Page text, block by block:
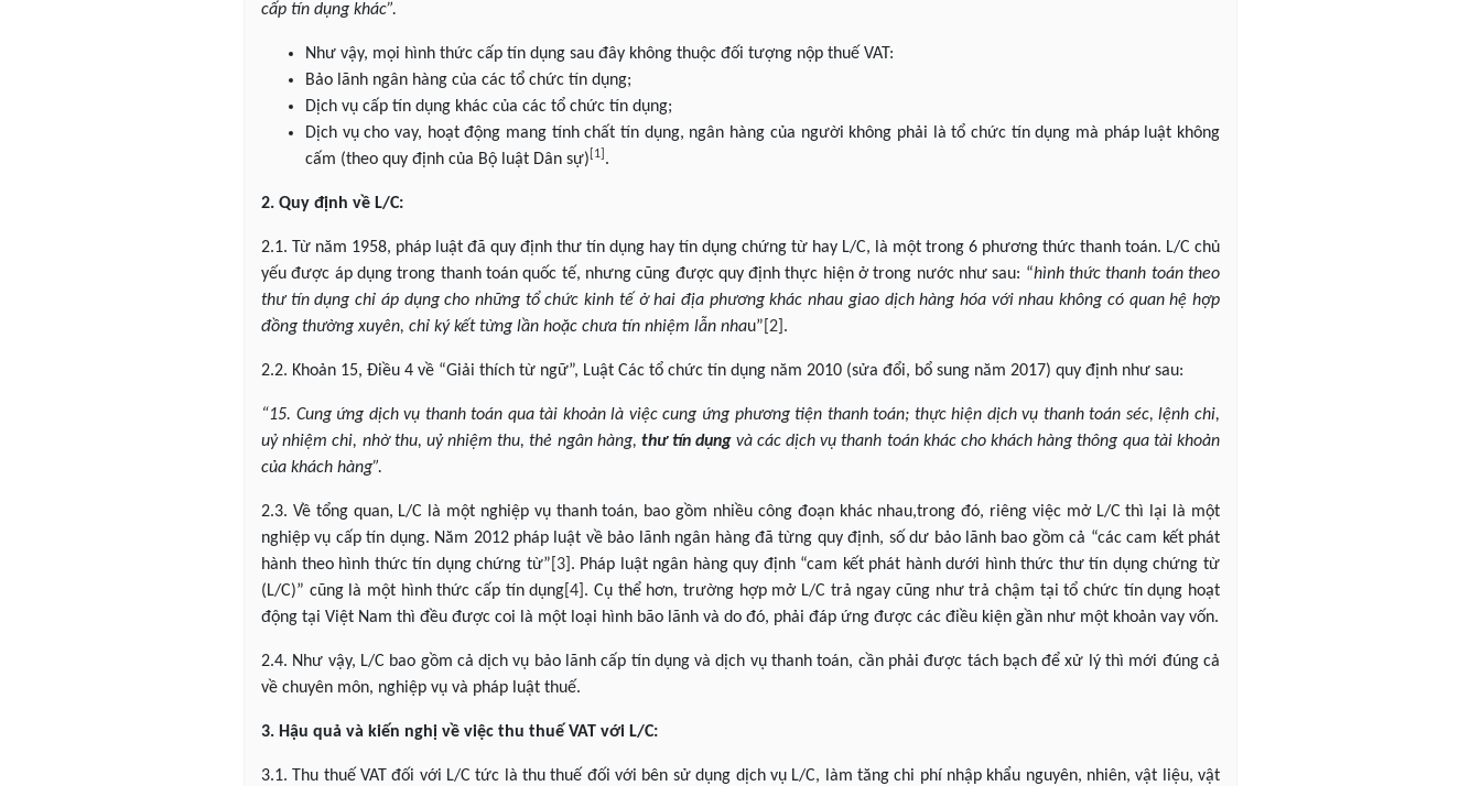
cấp tín dụng khác”.
Như vậy, mọi hình thức cấp tín dụng sau đây không thuộc đối tượng nộp thuế VAT:
Bảo lãnh ngân hàng của các tổ chức tín dụng;
Dịch vụ cấp tín dụng khác của các tổ chức tín dụng;
Dịch vụ cho vay, hoạt động mang tính chất tín dụng, ngân hàng của người không phải là tổ chức tín dụng mà pháp luật không
cấm (theo quy định của Bộ luật Dân sự) [1] .
2. Quy định về L/C:
2.1. Từ năm 1958, pháp luật đã quy định thư tín dụng hay tín dụng chứng từ hay L/C, là một trong 6 phương thức thanh toán. L/C chủ
yếu được áp dụng trong thanh toán quốc tế, nhưng cũng được quy định thực hiện ở trong nước như sau: “hình thức thanh toán theo
thư tín dụng chỉ áp dụng cho những tổ chức kinh tế ở hai địa phương khác nhau giao dịch hàng hóa với nhau không có quan hệ hợp
đồng thường xuyên, chỉ ký kết từng lần hoặc chưa tín nhiệm lẫn nhau” [2] .
2.2. Khoản 15, Điều 4 về “Giải thích từ ngữ”, Luật Các tổ chức tín dụng năm 2010 (sửa đổi, bổ sung năm 2017) quy định như sau:
“15. Cung ứng dịch vụ thanh toán qua tài khoản là việc cung ứng phương tiện thanh toán; thực hiện dịch vụ thanh toán séc, lệnh chi,
uỷ nhiệm chi, nhờ thu, uỷ nhiệm thu, thẻ ngân hàng,thư tín dụngvà các dịch vụ thanh toán khác cho khách hàng thông qua tài khoản
của khách hàng”.
2.3. Về tổng quan, L/C là một nghiệp vụ thanh toán, bao gồm nhiều công đoạn khác nhau,trong đó, riêng việc mở L/C thì lại là một
nghiệp vụ cấp tín dụng. Năm 2012 pháp luật về bảo lãnh ngân hàng đã từng quy định, số dư bảo lãnh bao gồm cả “các cam kết phát
hành theo hình thức tín dụng chứng từ” [3] . Pháp luật ngân hàng quy định “cam kết phát hành dưới hình thức thư tín dụng chứng từ
(L/C)” cũng là một hình thức cấp tín dụng [4] . Cụ thể hơn, trường hợp mở L/C trả ngay cũng như trả chậm tại tổ chức tín dụng hoạt
động tại Việt Nam thì đều được coi là một loại hình bão lãnh và do đó, phải đáp ứng được các điều kiện gần như một khoản vay vốn.
2.4. Như vậy, L/C bao gồm cả dịch vụ bảo lãnh cấp tín dụng và dịch vụ thanh toán, cần phải được tách bạch để xử lý thì mới đúng cả
về chuyên môn, nghiệp vụ và pháp luật thuế.
3. Hậu quả và kiến nghị về việc thu thuế VAT với L/C:
3.1. Thu thuế VAT đối với L/C tức là thu thuế đối với bên sử dụng dịch vụ L/C, làm tăng chi phí nhập khẩu nguyên, nhiên, vật liệu, vật